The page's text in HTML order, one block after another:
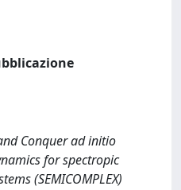
Conquer ad initio
for spectropic
(SEMICOMPLEX)